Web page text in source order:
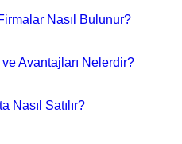
Nasıl Bulunur?
Avantajları Nelerdir?
Nasıl Satılır?